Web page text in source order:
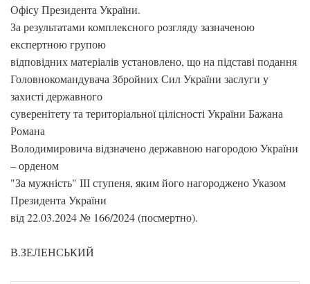
Офісу Президента України.
За результатами комплексного розгляду зазначеною
експертною групою
відповідних матеріалів установлено, що на підставі подання
Головнокомандувача Збройних Сил України заслуги у
захисті державного
суверенітету та територіальної цілісності України Бажана
Романа
Володимировича відзначено державною нагородою України
– орденом
"За мужність" ІІІ ступеня, яким його нагороджено Указом
Президента України
від 22.03.2024 № 166/2024 (посмертно).
В.ЗЕЛЕНСЬКИЙ